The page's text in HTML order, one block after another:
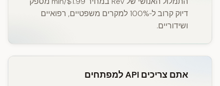
דיוק קרוב ל‑100% למקרים משפטיים, רפואיים
ושידוריים.
אתם צריכים API למפתחים